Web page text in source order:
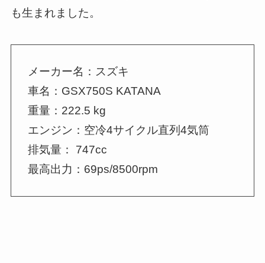
も生まれました。
メーカー名：スズキ
車名：GSX750S KATANA
重量：222.5 kg
エンジン：空冷4サイクル直列4気筒
排気量： 747cc
最高出力：69ps/8500rpm